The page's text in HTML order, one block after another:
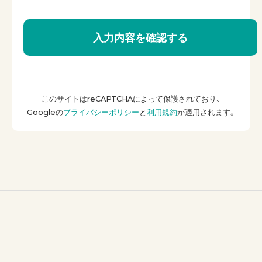
このサイトはreCAPTCHAによって保護されており、
Googleのプライバシーポリシー と 利用規約が適用されます。